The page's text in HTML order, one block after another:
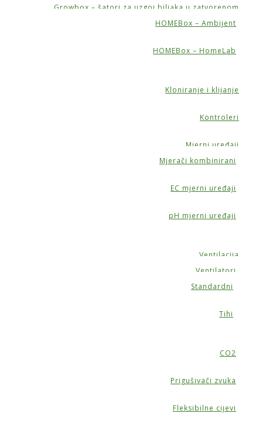
Growbox – šatori za uzgoj biljaka u zatvorenom
HOMEBox – Ambijent
HOMEBox – HomeLab
Kloniranje i klijanje
Kontroleri
Mjerni uređaji
Mjerači kombinirani
EC mjerni uređaji
pH mjerni uređaji
Ventilacija
Ventilatori
Standardni
Tihi
CO2
Prigušivači zvuka
Fleksibilne cijevi